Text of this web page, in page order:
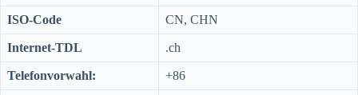
ISO-Code CN, CHN
Internet-TDL .ch
Telefonvorwahl: +86